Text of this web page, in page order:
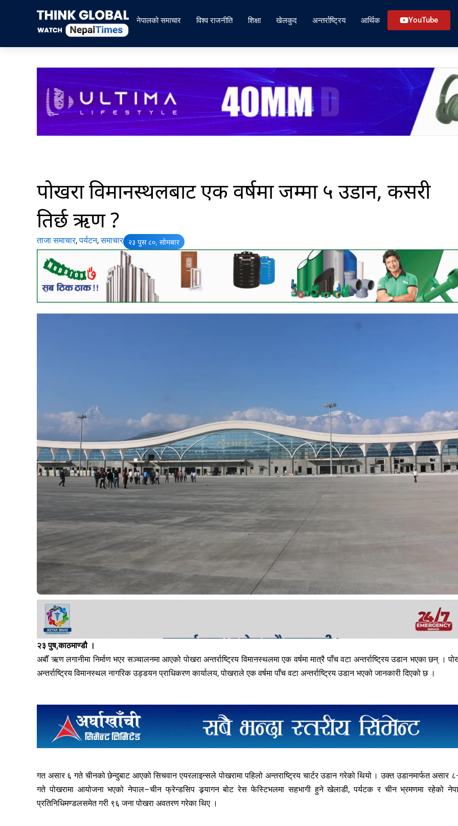
नेपालको समाचार विश्व राजनीति शिक्षा खेलकुद अन्तर्राष्ट्रिय आर्थिक YouTube
पोखरा विमानस्थलबाट एक वर्षमा जम्मा ५ उडान, कसरी
तिर्छ ऋण ?
ताजा समाचार,पर्यटन,समाचार २३ पुस ८०, सोमबार
२३ पुष,काठमाण्डौ ।
अर्बौँ ऋण लगानीमा निर्माण भएर सञ्चालनमा आएको पोखरा अन्तर्राष्ट्रिय विमानस्थलमा एक वर्षमा मात्रै पाँच वटा अन्तर्राष्ट्रिय उडान भएका छन् ।
अन्तर्राष्ट्रिय विमानस्थल नागरिक उड्डयन प्राधिकरण कार्यालय, पोखराले एक वर्षमा पाँच वटा अन्तर्राष्ट्रिय उडान भएको जानकारी दिएको छ ।
गत असार ६ गते चीनको छेन्दुबाट आएको सिचवान एयरलाइन्सले पोखरामा पहिलो अन्तराष्ट्रिय चार्टर उडान गरेको थियो । उक्त उडानमार्फत असार
गते पोखरामा आयोजना भएको नेपाल–चीन फ्रेन्डसिप ड्र्यागन बोट रेस फेस्टिभलमा सहभागी हुने खेलाडी, पर्यटक र चीन भ्रमणमा रहेको
प्रतिनिधिमण्डलसमेत गरी ९६ जना पोखरा अवतरण गरेका थिए ।